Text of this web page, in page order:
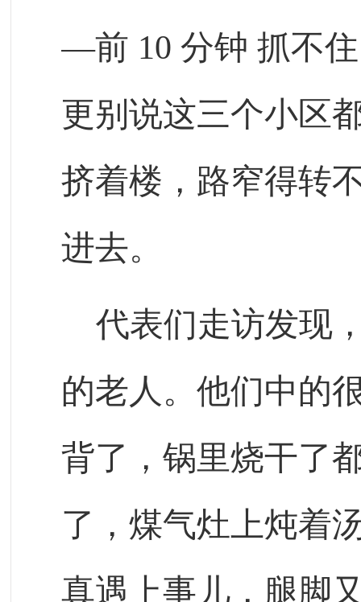
—前 10 分钟 抓不
更别说这三个小区
挤着楼，路窄得转
进去。
代表们走访发现
的老人。他们中的
背了，锅里烧干了
了，煤气灶上炖着
真遇上事儿，腿脚